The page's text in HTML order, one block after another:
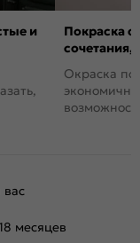
и
Покраска
сочетания,
Окраска
месяцев